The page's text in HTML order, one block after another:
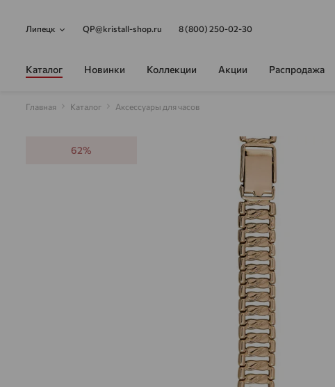
Липецк QP@kristall-shop.ru 8 (800) 250-02-30
Каталог Новинки Коллекции Акции Распродажа
Главная Каталог Аксессуары для часов
62%